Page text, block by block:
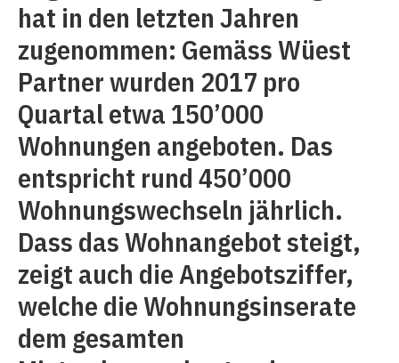
hat in den letzten Jahren
zugenommen: Gemäss Wüest
Partner wurden 2017 pro
Quartal etwa 150’000
Wohnungen angeboten. Das
entspricht rund 450’000
Wohnungswechseln jährlich.
Dass das Wohnangebot steigt,
zeigt auch die Angebotsziffer,
welche die Wohnungsinserate
dem gesamten